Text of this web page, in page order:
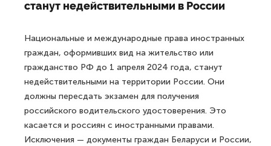
станут недействительными в России
Национальные и международные права иностранных
граждан, оформивших вид на жительство или
гражданство РФ до 1 апреля 2024 года, станут
недействительными на территории России. Они
должны пересдать экзамен для получения
российского водительского удостоверения. Это
касается и россиян с иностранными правами.
Исключения — документы граждан Беларуси и России,